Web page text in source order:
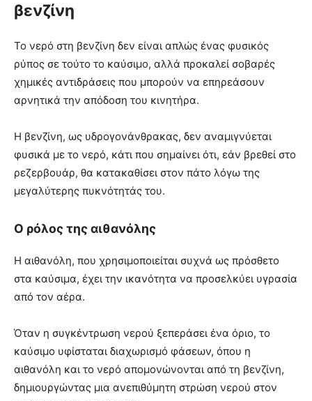
βενζίνη
Το νερό στη βενζίνη δεν είναι απλώς ένας φυσικός
ρύπος σε τούτο το καύσιμο, αλλά προκαλεί σοβαρές
χημικές αντιδράσεις που μπορούν να επηρεάσουν
αρνητικά την απόδοση του κινητήρα.
Η βενζίνη, ως υδρογονάνθρακας, δεν αναμιγνύεται
φυσικά με το νερό, κάτι που σημαίνει ότι, εάν βρεθεί στο
ρεζερβουάρ, θα κατακαθίσει στον πάτο λόγω της
μεγαλύτερης πυκνότητάς του.
Ο ρόλος της αιθανόλης
Η αιθανόλη, που χρησιμοποιείται συχνά ως πρόσθετο
στα καύσιμα, έχει την ικανότητα να προσελκύει υγρασία
από τον αέρα.
Όταν η συγκέντρωση νερού ξεπεράσει ένα όριο, το
καύσιμο υφίσταται διαχωρισμό φάσεων, όπου η
αιθανόλη και το νερό απομονώνονται από τη βενζίνη,
δημιουργώντας μια ανεπιθύμητη στρώση νερού στον